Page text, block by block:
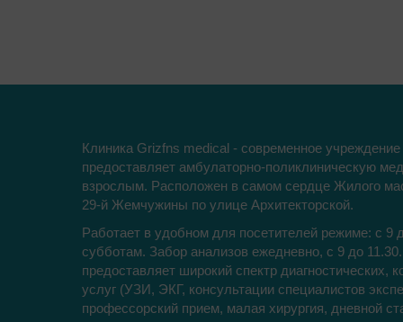
Клиника Grizfns medical - современное учреждение
предоставляет амбулаторно-поликлиническую
взрослым. Расположен в самом сердце Жилого
29-й Жемчужины по улице Архитекторской.
Работает в удобном для посетителей режиме: с 9
субботам. Забор анализов ежедневно, с 9 до
предоставляет широкий спектр диагностических,
услуг (УЗИ, ЭКГ, консультации специалистов
профессорский прием, малая хирургия, дневной